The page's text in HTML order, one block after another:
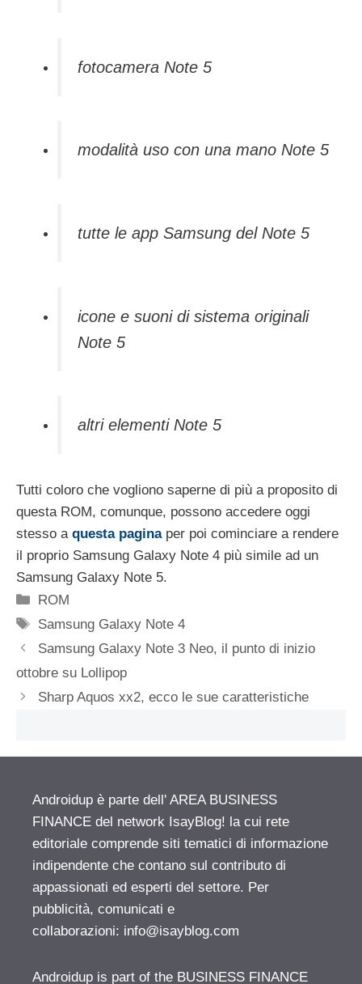
fotocamera Note 5
modalità uso con una mano Note 5
tutte le app Samsung del Note 5
icone e suoni di sistema originali
Note 5
altri elementi Note 5
Tutti coloro che vogliono saperne di più a proposito di
questa ROM, comunque, possono accedere oggi
stesso a questa paginaper poi cominciare a rendere
il proprio Samsung Galaxy Note 4 più simile ad un
Samsung Galaxy Note 5.
Categorie
ROM
Tag
Samsung Galaxy Note 4
Samsung Galaxy Note 3 Neo, il punto di inizio
ottobre su Lollipop
Sharp Aquos xx2, ecco le sue caratteristiche
Androidup è parte dell' AREA BUSINESS
FINANCE del network IsayBlog! la cui rete
editoriale comprende siti tematici di informazione
indipendente che contano sul contributo di
appassionati ed esperti del settore. Per
pubblicità, comunicati e
collaborazioni: info@isayblog.com
Androidup is part of the BUSINESS FINANCE